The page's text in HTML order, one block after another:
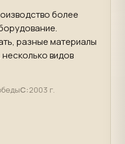
более
разные материалы
видов
С:2003 г.